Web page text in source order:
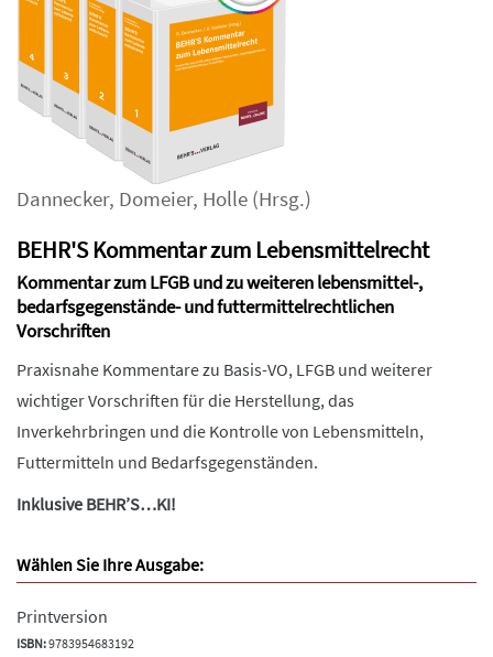
Dannecker, Domeier, Holle (Hrsg.)
BEHR'S Kommentar zum Lebensmittelrecht
Kommentar zum LFGB und zu weiteren lebensmittel-,
bedarfsgegenstände- und futtermittelrechtlichen
Vorschriften
Praxisnahe Kommentare zu Basis-VO, LFGB und weiterer
wichtiger Vorschriften für die Herstellung, das
Inverkehrbringen und die Kontrolle von Lebensmitteln,
Futtermitteln und Bedarfsgegenständen.
Inklusive BEHR’S…KI!
Wählen Sie Ihre Ausgabe:
Printversion
ISBN:9783954683192